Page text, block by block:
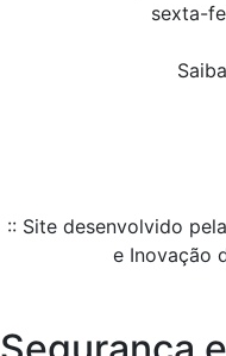
sexta-
:: Site desenvolvido
e Inovação